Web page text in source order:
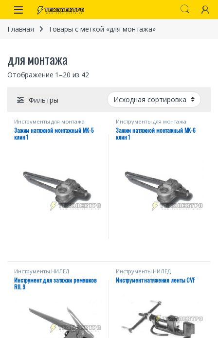
Перейти к навигации
перейти к содержанию
Open
Главная Товары с меткой «для монтажа»
для монтажа
Отображение 1–20 из 42
Фильтры
Инструменты для монтажа
Зажим натяжной монтажный МК-5
клин 1
Инструменты для монтажа
Зажим натяжной монтажный МК-6
клин 1
Инструменты НИЛЕД
Инструмент для затяжки ремешков
RIL 9
Инструменты НИЛЕД
Инструмент натяжения ленты СVF